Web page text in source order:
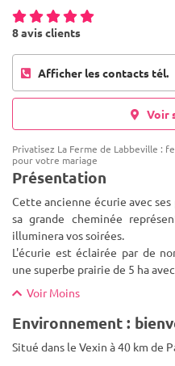
8 avis clients
Afficher les contacts tél.
Voir
Privatisez La Ferme de Labbeville :
pour votre mariage
Présentation
Cette ancienne écurie avec
sa grande cheminée
illuminera vos soirées.
L'écurie est éclairée par de
une superbe prairie de 5 ha
Voir Moins
Environnement :
Situé dans le Vexin à 40 km de